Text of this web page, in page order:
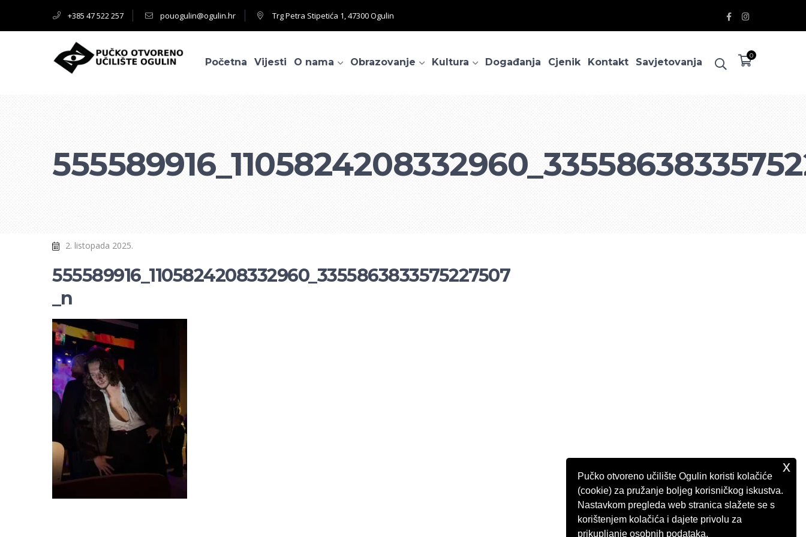
+385 47 522 257 pouogulin@ogulin.hr Trg Petra Stipetića 1, 47300 Ogulin
Facebook
Profile
Instagram
Profile
0
Početna Vijesti O nama Obrazovanje Kultura Događanja Cjenik Kontakt Savjetovanja
2. listopada 2025.
555589916_1105824208332960_3355863833575227507
_n
Pučko otvoreno učilište Ogulin koristi kolačiće
(cookie) za pružanje boljeg korisničkog iskustva.
Nastavkom pregleda web stranica slažete se s
korištenjem kolačića i dajete privolu za
prikupljanje osobnih podataka.
x